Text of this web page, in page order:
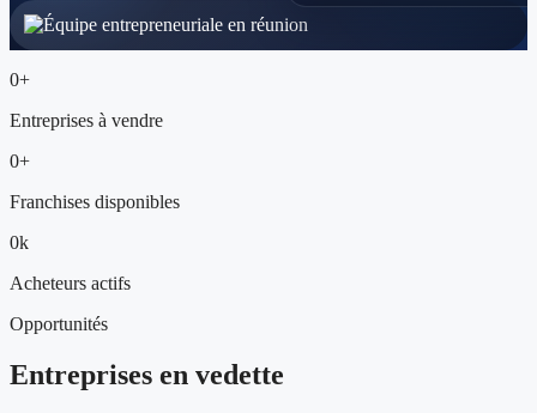
0+
Entreprises à vendre
0+
Franchises disponibles
0k
Acheteurs actifs
Opportunités
Entreprises en vedette